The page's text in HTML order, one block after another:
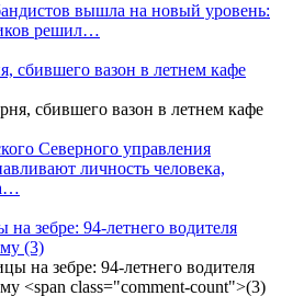
вышла на новый уровень:
решил…
сбившего вазон в летнем кафе
Северного управления
личность человека,
зебре: 94-летнего водителя
(3)